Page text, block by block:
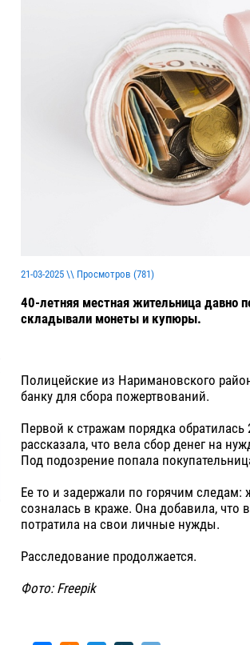
21-03-2025 \\ Просмотров (781)
40-летняя местная жительница давно
складывали монеты и купюры.
Полицейские из Наримановского
банку для сбора пожертвований.
Первой к стражам порядка обратилась
рассказала, что вела сбор денег на
Под подозрение попала
Ее то и задержали по горячим
созналась в краже. Она добавила, что
потратила на свои личные нужды.
Расследование продолжается.
Фото: Freepik